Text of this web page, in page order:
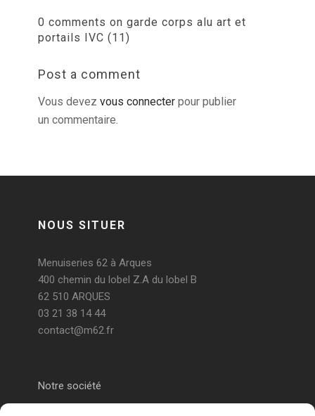
0 comments on garde corps alu art et
portails IVC (11)
Post a comment
Vous devez vous connecter pour publier
un commentaire.
NOUS SITUER
Menuiseries 62 à Arques
400 chemin du lobel Z.A du lobel B
62 510 ARQUES
03 21 38 14 44
contact@m62.fr
Notre société